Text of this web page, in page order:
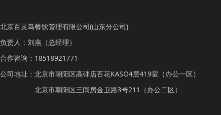
北京百灵鸟餐饮管理有限公司(山东分公司)
负责人：刘燕（总经理）
合作咨询：18518921771
公司地址：北京市朝阳区高碑店百花KASO4层419室（办公一区）
北京市朝阳区三间房金卫路3号211（办公二区）